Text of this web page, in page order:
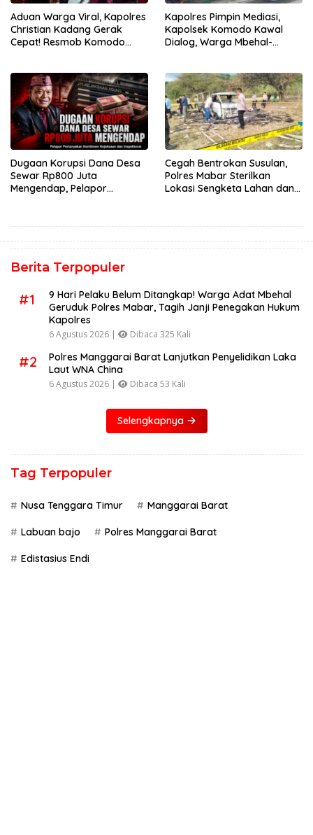
Aduan Warga Viral, Kapolres
Christian Kadang Gerak
Cepat! Resmob Komodo
Kapolres Pimpin Mediasi,
Kapolsek Komodo Kawal
Dialog, Warga Mbehal-
Dugaan Korupsi Dana Desa
Sewar Rp800 Juta
Mengendap, Pelapor
Cegah Bentrokan Susulan,
Polres Mabar Sterilkan
Lokasi Sengketa Lahan dan
Berita Terpopuler
#1
9 Hari Pelaku Belum Ditangkap! Warga Adat Mbehal
Geruduk Polres Mabar, Tagih Janji Penegakan Hukum
Kapolres
6 Agustus 2026 | Dibaca 325 Kali
#2
Polres Manggarai Barat Lanjutkan Penyelidikan Laka
Laut WNA China
6 Agustus 2026 | Dibaca 53 Kali
Selengkapnya
Tag Terpopuler
Nusa Tenggara Timur Manggarai Barat
Labuan bajo Polres Manggarai Barat
Edistasius Endi